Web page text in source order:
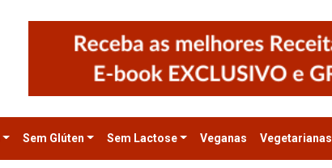
Sem Glúten Sem Lactose Veganas Vegetarianas